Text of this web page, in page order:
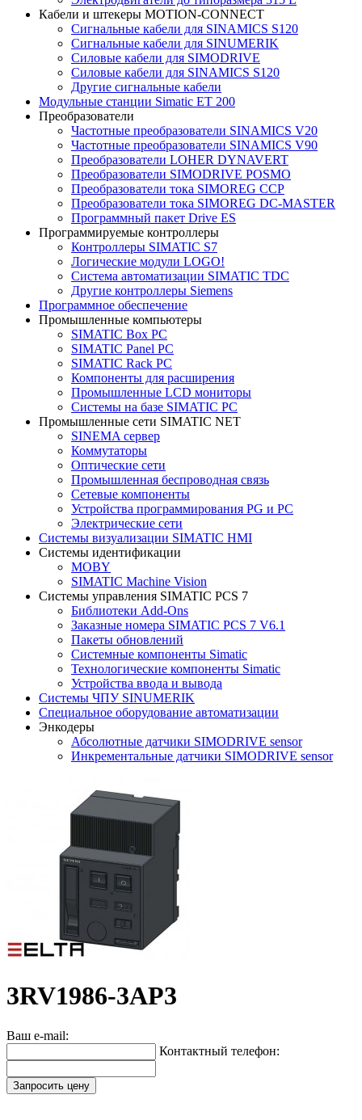
Кабели и штекеры MOTION-CONNECT
Сигнальные кабели для SINAMICS S120
Сигнальные кабели для SINUMERIK
Силовые кабели для SIMODRIVE
Силовые кабели для SINAMICS S120
Другие сигнальные кабели
Модульные станции Simatic ET 200
Преобразователи
Частотные преобразователи SINAMICS V20
Частотные преобразователи SINAMICS V90
Преобразователи LOHER DYNAVERT
Преобразователи SIMODRIVE POSMO
Преобразователи тока SIMOREG CCP
Преобразователи тока SIMOREG DC-MASTER
Программный пакет Drive ES
Программируемые контроллеры
Контроллеры SIMATIC S7
Логические модули LOGO!
Система автоматизации SIMATIC TDC
Другие контроллеры Siemens
Программное обеспечение
Промышленные компьютеры
SIMATIC Box PC
SIMATIC Panel PС
SIMATIC Rack PC
Компоненты для расширения
Промышленные LCD мониторы
Системы на базе SIMATIC PC
Промышленные сети SIMATIC NET
SINEMA сервер
Коммутаторы
Оптические сети
Промышленная беспроводная связь
Сетевые компоненты
Устройства программирования PG и PC
Электрические сети
Системы визуализации SIMATIC HMI
Системы идентификации
MOBY
SIMATIC Machine Vision
Системы управления SIMATIC PCS 7
Библиотеки Add-Ons
Заказные номера SIMATIC PCS 7 V6.1
Пакеты обновлений
Системные компоненты Simatic
Технологические компоненты Simatic
Устройства ввода и вывода
Системы ЧПУ SINUMERIK
Специальное оборудование автоматизации
Энкодеры
Абсолютные датчики SIMODRIVE sensor
Инкрементальные датчики SIMODRIVE sensor
3RV1986-3AP3
Ваш e-mail:
Контактный телефон:
Запросить цену